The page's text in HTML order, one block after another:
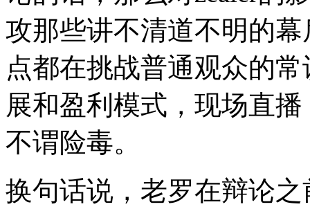
攻那些讲不清道不明的
点都在挑战普通观众的
展和盈利模式，现场直
不谓险毒。
换句话说，老罗在辩论